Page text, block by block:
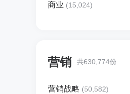
商业 (15,024)
营销 共630,774份
营销战略 (50,582)